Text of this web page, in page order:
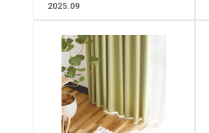
2025.09